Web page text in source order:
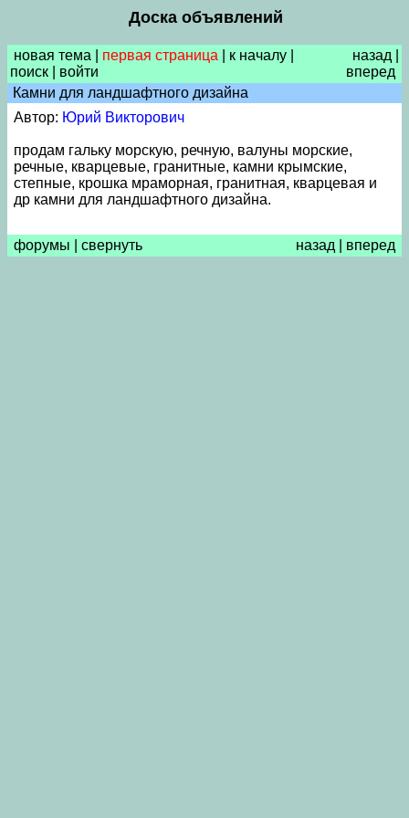
Доска объявлений
новая тема первая страница к началу
поиск
войти
назад
вперед
Камни для ландшафтного дизайна
Автор: Юрий Викторович
продам гальку морскую, речную, валуны морские,
речные, кварцевые, гранитные, камни крымские,
степные, крошка мраморная, гранитная, кварцевая и
др камни для ландшафтного дизайна.
форумы свернуть назад вперед